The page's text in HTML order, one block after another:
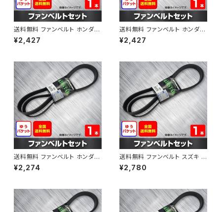
送料無料 ファンベルト ホンダ
ゼスト 型式JE1 H18.03～H24.
11 （国内トップメーカー） 1本 H
¥2,427
送料無料 ファンベルト ホンダ ラ
イフ 型式JB6 H15.09～H20.1
1 （国内トップメーカー） 1本 HA
¥2,427
送料無料 ファンベルト ホンダ フ
ィット 型式GE6 H19.10～H25.
09 （国内トップメーカー） 1本 H
¥2,274
送料無料 ファンベルト スズキ ス
ペーシア 型式MK32S H25.03
～H30.02 （国内トップメーカ
¥2,780